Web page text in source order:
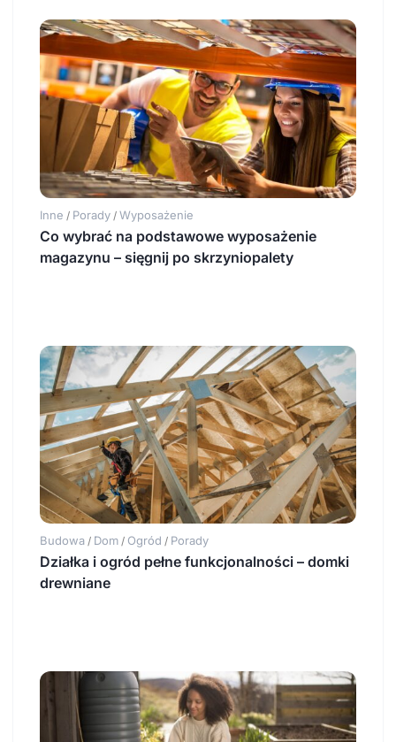
Inne / Porady / Wyposażenie
Co wybrać na podstawowe wyposażenie
magazynu – sięgnij po skrzyniopalety
Budowa / Dom / Ogród / Porady
Działka i ogród pełne funkcjonalności – domki
drewniane